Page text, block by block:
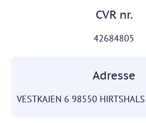
CVR nr.
42684805
Adresse
VESTKAJEN 6 98550